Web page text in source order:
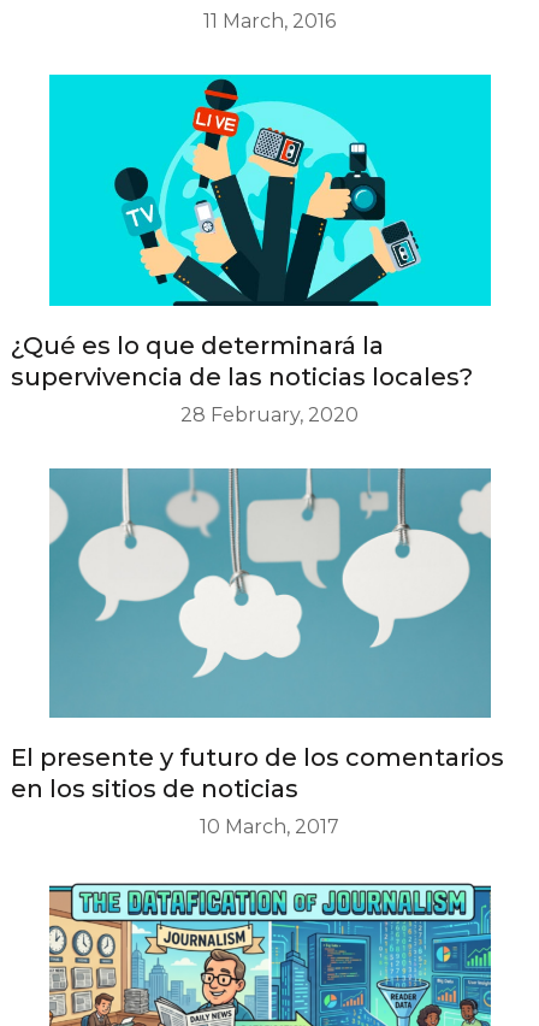
11 March, 2016
¿Qué es lo que determinará la
supervivencia de las noticias locales?
28 February, 2020
El presente y futuro de los comentarios
en los sitios de noticias
10 March, 2017